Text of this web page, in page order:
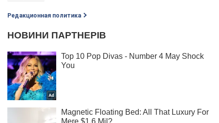
Редакционная политика